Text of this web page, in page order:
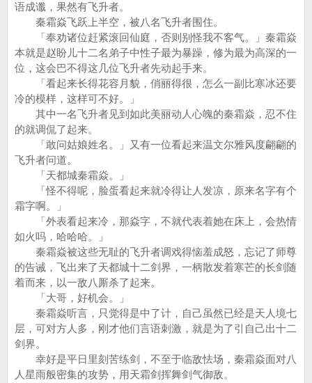
语成谶，果然有飞升者。
秦霜焱飞跃上半空，被八名飞升者围住。
「奉劝诸位赶紧滚回仙庭，否则别怪我不客气。」秦霜焱
本就是赵盼儿十二名弟子中性子最为暴躁，修为最为高深的一
位，这会巴不得这几位飞升者先动起手来。
「看起来长得花容月貌，俏丽得很，怎么一副比寒冰还要
冷的模样，这样可不好。」
其中一名飞升者见到如此美丽动人心魄的秦霜焱，忍不住
的就调侃了起来。
「敢问姑娘姓名。」又有一位看起来温文尔雅风度翩翩的
飞升者问道。
「天都城秦霜焱。」
「怪不得呢，脸蛋看起来就冷得让人发凉，原来名字有个
霜字啊。」
「外表看起来冷，那焱字，不就代表着她在床上，会热情
如火吗，哈哈哈。」
秦霜焱被这些无耻的飞升者调戏得恼羞成怒，忘记了师尊
的告诫，飞出来了天都城十二剑界，一柄散发着寒芒的长剑随
着而来，以一敌八厮杀了起来。
「大哥，好机会。」
秦霜焱听言，只觉得是中了计，自己虽然已经是天人境七
层，可对方人多，刚才他们言语刺激，就是为了引自己出十二
剑界。
幸好是平日里刻苦练剑，不至于临敌怯场，秦霜焱面对八
人星雨般密集的攻势，用天霜剑挥舞剑气御敌。